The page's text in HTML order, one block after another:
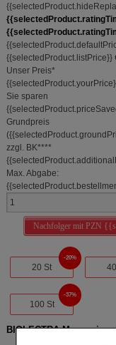
{{selectedProduct.listPrice}}
Unser Preis*
Sie sparen
Grundpreis
(
zzgl. BK****
Max. Abgabe:
Nachfolger mit PZN
20 St
20%
100 St
37%
BIOLECTRA